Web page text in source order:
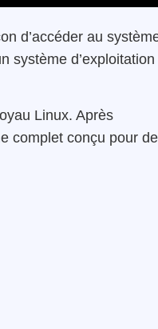
d’accéder au
système d’exploitation
Linux. Après
complet conçu pour